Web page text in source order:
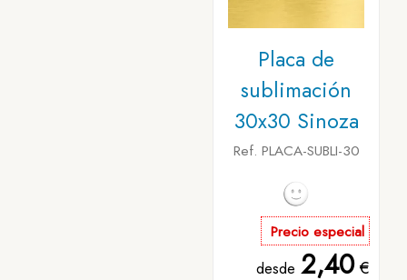
Placa de
sublimación
30x30 Sinoza
Ref. PLACA-SUBLI-30
Precio especial
desde 2,40€